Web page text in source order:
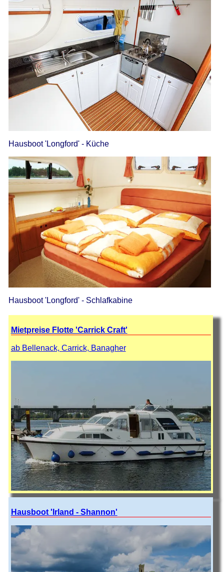
Hausboot 'Longford' - Küche
Hausboot 'Longford' - Schlafkabine
Mietpreise Flotte 'Carrick Craft'
ab Bellenack, Carrick, Banagher
Hausboot 'Irland - Shannon'